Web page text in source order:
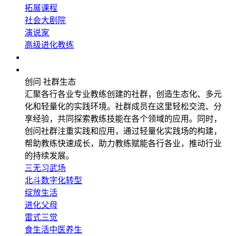
拓展课程
社会大剧院
演说家
高级进化教练
创问 社群生态
汇聚各行各业专业教练创建的社群，创造生态化、多元
化和轻量化的实践环境。社群成员在这里轻松交流、分
享经验，共同探索教练技能在各个领域的应用。同时，
创问社群注重实践和应用，通过轻量化实践场的构建，
帮助教练快速成长，助力教练赋能各行各业，推动行业
的持续发展。
三无习武场
北斗数字化转型
绽放生活
进化父母
雷式三觉
食生活中医养生